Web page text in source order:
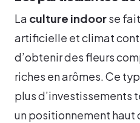
La culture indoorse
artificielle et climat
d’obtenir des fleurs
riches en arômes. Ce
plus d’investissements
un positionnement haut